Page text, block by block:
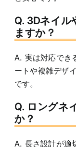
Q. 3Dネイル
ますか？
A. 実は対応でき
ートや複雑デザ
です。
Q. ロングネ
か？
A. 長さ設計が適